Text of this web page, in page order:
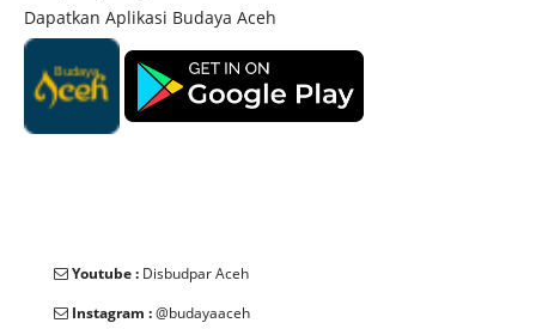
Dapatkan Aplikasi Budaya Aceh
Youtube : Disbudpar Aceh
Instagram :@budayaaceh